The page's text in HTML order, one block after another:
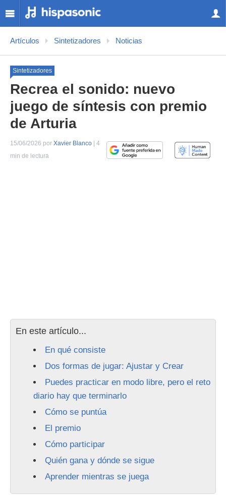
Artículos Sintetizadores Noticias
Sintetizadores
Recrea el sonido: nuevo
juego de síntesis con premio
de Arturia
15/06/2026 por Xavier Blanco | 4
min de lectura
En este artículo...
En qué consiste
Dos formas de jugar: Ajustar y Crear
Puedes practicar en modo libre, pero el reto
diario hay que terminarlo
Cómo se puntúa
El premio
Cómo participar
Quién gana y dónde se sigue
Aprender mientras se juega